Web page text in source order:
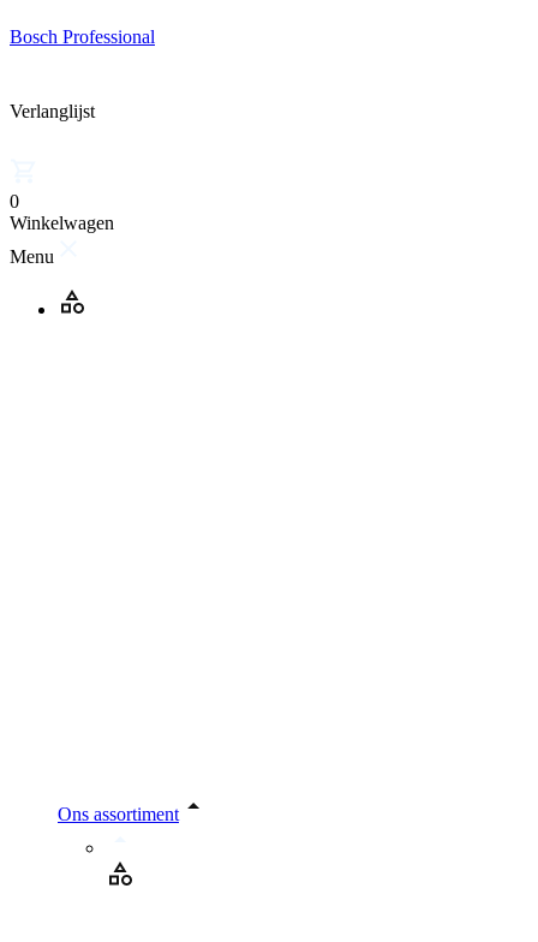
Bosch Professional
Verlanglijst
0
Winkelwagen
Menu
Ons assortiment